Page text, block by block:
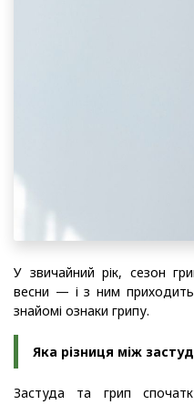
У звичайний рік, сезон
весни — і з ним
знайомі ознаки грипу.
Яка різниця між
Застуда та грип